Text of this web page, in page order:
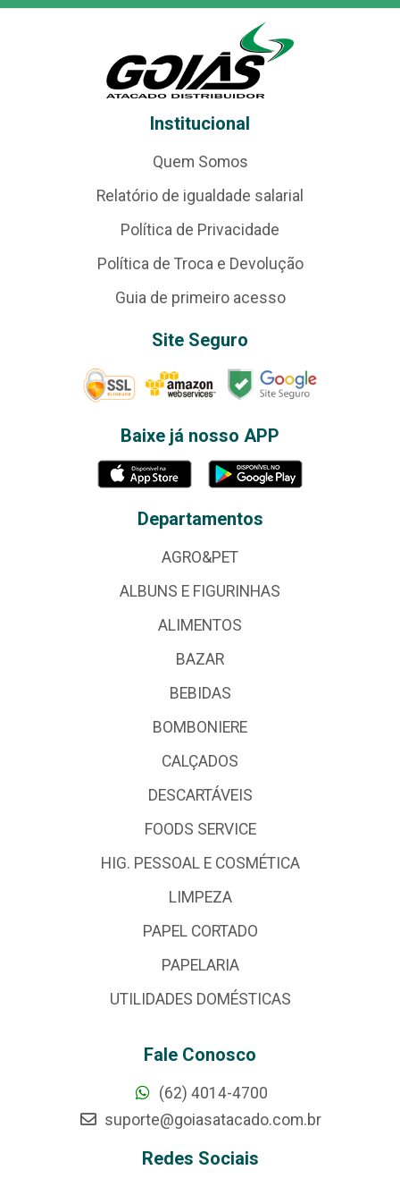
Institucional
Quem Somos
Relatório de igualdade salarial
Política de Privacidade
Política de Troca e Devolução
Guia de primeiro acesso
Site Seguro
Baixe já nosso APP
Departamentos
AGRO&PET
ALBUNS E FIGURINHAS
ALIMENTOS
BAZAR
BEBIDAS
BOMBONIERE
CALÇADOS
DESCARTÁVEIS
FOODS SERVICE
HIG. PESSOAL E COSMÉTICA
LIMPEZA
PAPEL CORTADO
PAPELARIA
UTILIDADES DOMÉSTICAS
Fale Conosco
(62) 4014-4700
suporte@goiasatacado.com.br
Redes Sociais